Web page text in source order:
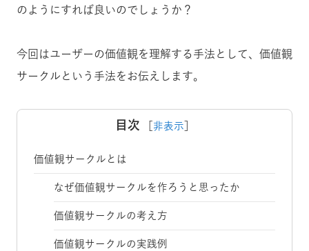
のようにすれば良いのでしょうか？
今回はユーザーの価値観を理解する手法として、価値観
サークルという手法をお伝えします。
目次 非表示
価値観サークルとは
なぜ価値観サークルを作ろうと思ったか
価値観サークルの考え方
価値観サークルの実践例